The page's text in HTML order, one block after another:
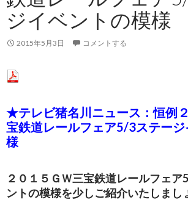
ジイベントの模様
2015年5月3日 コメントする
★テレビ猪名川ニュース：恒例
宝鉄道レールフェア5/3ステー
様
２０１５ＧＷ三宝鉄道レールフェ
ントの模様を少しご紹介いたしまし